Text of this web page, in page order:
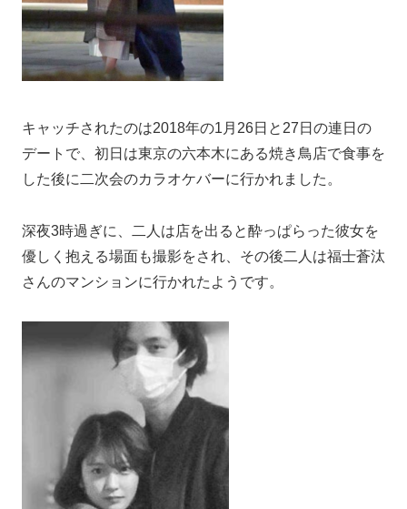
キャッチされたのは2018年の1月26日と27日の連日の
デートで、初日は東京の六本木にある焼き鳥店で食事を
した後に二次会のカラオケバーに行かれました。
深夜3時過ぎに、二人は店を出ると酔っぱらった彼女を
優しく抱える場面も撮影をされ、その後二人は福士蒼汰
さんのマンションに行かれたようです。